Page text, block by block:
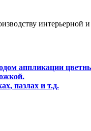
аппликации
пазлах и т.д.